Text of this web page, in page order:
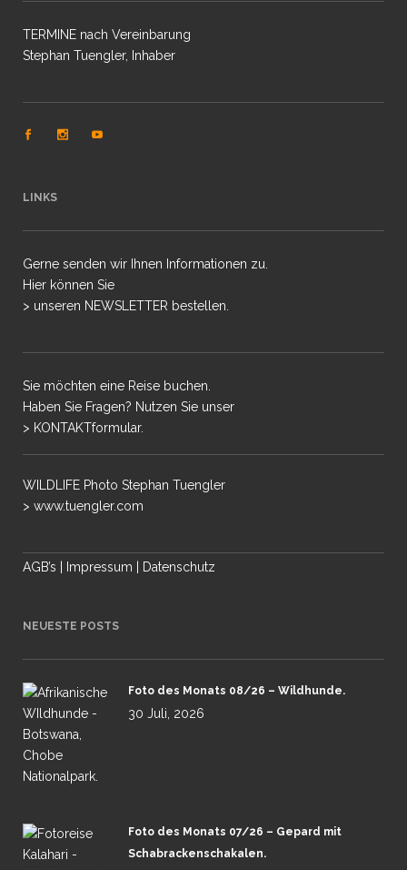
TERMINE nach Vereinbarung
Stephan Tuengler, Inhaber
LINKS
Gerne senden wir Ihnen Informationen zu.
Hier können Sie
> unseren NEWSLETTER bestellen.
Sie möchten eine Reise buchen.
Haben Sie Fragen? Nutzen Sie unser
> KONTAKTformular.
WILDLIFE Photo Stephan Tuengler
> www.tuengler.com
AGB’s Impressum Datenschutz
NEUESTE POSTS
Foto des Monats 08/26 – Wildhunde.
30 Juli, 2026
Foto des Monats 07/26 – Gepard mit
Schabrackenschakalen.